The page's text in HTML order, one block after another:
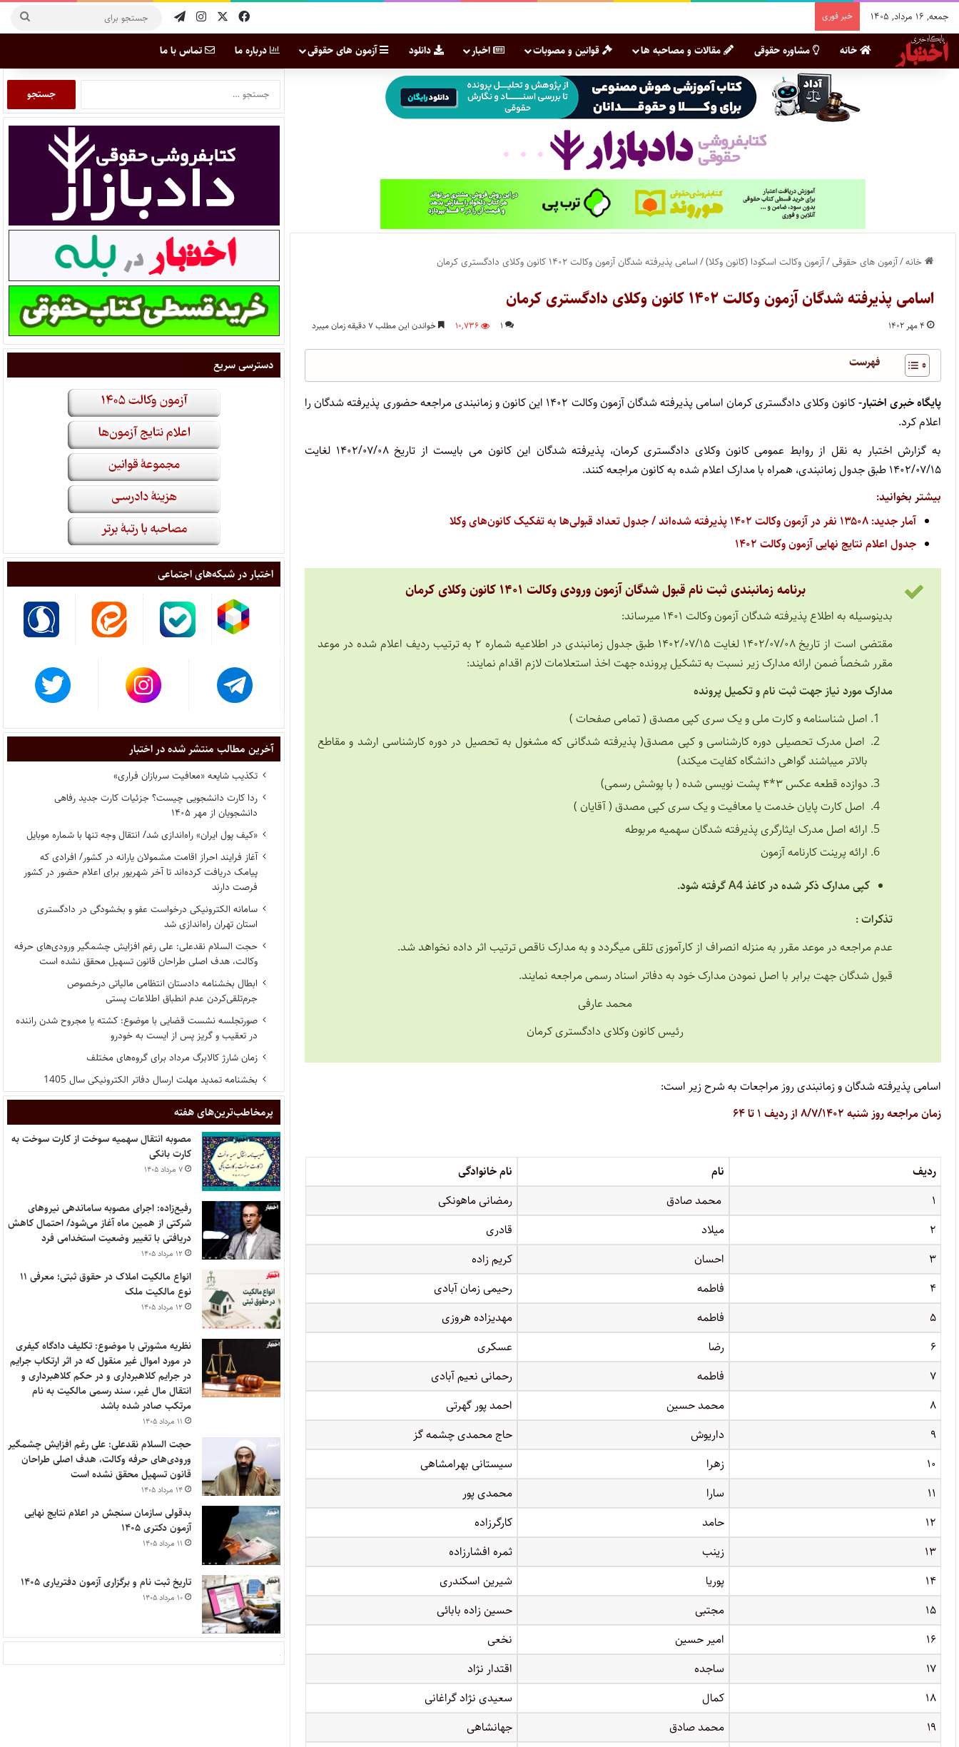
جمعه, ۱۶ مرداد, ۱۴۰۵ خبر فوری
خانه مشاوره حقوقی مقالات و مصاحبه ها قوانین و مصوبات اخبار دانلود آزمون های حقوقی درباره ما تماس با ما
خانه/آزمون های حقوقی/آزمون وکالت اسکودا (کانون وکلا)/اسامی پذیرفته شدگان آزمون وکالت ۱۴۰۲ کانون وکلای دادگستری کرمان
اسامی پذیرفته شدگان آزمون وکالت ۱۴۰۲ کانون وکلای دادگستری کرمان
۴ مهر ۱۴۰۲ ۱ ۱۰,۷۳۶ خواندن این مطلب ۷ دقیقه زمان میبرد
فهرست
پایگاه خبری اختبار-
کانون وکلای دادگستری کرمان اسامی پذیرفته شدگان آزمون وکالت ۱۴۰۲ این کانون و زمانبندی مراجعه حضوری پذیرفته شدگان را
اعلام کرد.
به گزارش اختبار به نقل از روابط عمومی کانون وکلای دادگستری کرمان، پذیرفته شدگان این کانون می بایست از تاریخ ۱۴۰۲/۰۷/۰۸ لغایت
۱۴۰۲/۰۷/۱۵ طبق جدول زمانبندی، همراه با مدارک اعلام شده به کانون مراجعه کنند.
بیشتر بخوانید:
آمار جدید: ۱۳۵۰۸ نفر در آزمون وکالت ۱۴۰۲ پذیرفته شده‌اند / جدول تعداد قبولی‌ها به تفکیک کانون‌های وکلا
جدول اعلام نتایج نهایی آزمون وکالت ۱۴۰۲
برنامه زمانبندی ثبت نام قبول شدگان آزمون ورودی وکالت ۱۴۰۱ کانون وکلای کرمان
بدینوسیله به اطلاع پذیرفته شدگان آزمون وکالت ۱۴۰۱ میرساند:
مقتضی است از تاریخ ۱۴۰۲/۰۷/۰۸ لغایت ۱۴۰۲/۰۷/۱۵ طبق جدول زمانبندی در اطلاعیه شماره ۲ به ترتیب ردیف اعلام شده در موعد
مقرر شخصاً ضمن ارائه مدارک زیر نسبت به تشکیل پرونده جهت اخذ استعلامات لازم اقدام نمایند:
مدارک مورد نیاز جهت ثبت نام و تکمیل پرونده
اصل شناسنامه و کارت ملی و یک سری کپی مصدق ( تمامی صفحات )
اصل مدرک تحصیلی دوره کارشناسی و کپی مصدق( پذیرفته شدگانی که مشغول به تحصیل در دوره کارشناسی ارشد و مقاطع
بالاتر میباشند گواهی دانشگاه کفایت میکند)
دوازده قطعه عکس ۳*۴ پشت نویسی شده ( با پوشش رسمی)
اصل کارت پایان خدمت یا معافیت و یک سری کپی مصدق ( آقایان )
ارائه اصل مدرک ایثارگری پذیرفته شدگان سهمیه مربوطه
ارائه پرینت کارنامه آزمون
کپی مدارک ذکر شده در کاغذ A4 گرفته شود.
تذکرات :
عدم مراجعه در موعد مقرر به منزله انصراف از کارآموزی تلقی میگردد و به مدارک ناقص ترتیب اثر داده نخواهد شد.
قبول شدگان جهت برابر با اصل نمودن مدارک خود به دفاتر اسناد رسمی مراجعه نمایند.
محمد عارفی
رئیس کانون وکلای دادگستری کرمان
اسامی پذیرفته شدگان و زمانبندی روز مراجعات به شرح زیر است:
زمان مراجعه روز شنبه ۸/۷/۱۴۰۲ از ردیف ۱ تا ۶۴
ردیف نام
نام خانوادگی
۱
محمد صادق
رمضانی ماهونکی
۲
میلاد
قادری
۳
احسان
کریم زاده
۴
فاطمه
رحیمی زمان آبادی
۵
فاطمه
مهدیزاده هروزی
۶
رضا
عسکری
۷
فاطمه
رحمانی نعیم آبادی
۸
محمد حسین
احمد پور گھرتی
۹
داریوش
حاج محمدی چشمه گز
۱۰
زهرا
سیستانی بهرامشاهی
۱۱
سارا
محمدی پور
۱۲
حامد
کارگرزاده
۱۳
زینب
ثمره افشارزاده
۱۴
پوریا
شیرین اسکندری
۱۵
مجتبی
حسین زاده بابائی
۱۶
امیر حسین
نخعی
۱۷
ساجده
اقتدار نژاد
۱۸
کمال
سعیدی نژاد گراغانی
۱۹
محمد صادق
جهانشاهی
دسترسی سریع
اختبار در شبکه‌های اجتماعی
آخرین مطالب منتشر شده در اختبار
تکذیب شایعه «معافیت سربازان فراری»
ردا کارت دانشجویی چیست؟ جزئیات کارت جدید رفاهی
دانشجویان از مهر ۱۴۰۵
«کیف پول ایران» راه‌اندازی شد/ انتقال وجه تنها با شماره موبایل
آغاز فرایند احراز اقامت مشمولان یارانه در کشور/ افرادی که
پیامک دریافت کرده‌اند تا آخر شهریور برای اعلام حضور در کشور
فرصت دارند
سامانه الکترونیکی درخواست عفو و بخشودگی در دادگستری
استان تهران راه‌اندازی شد
حجت السلام نقدعلی: علی رغم افزایش چشمگیر ورودی‌های حرفه
وکالت، هدف اصلی طراحان قانون تسهیل محقق نشده است
ابطال بخشنامه دادستان انتظامی مالیاتی درخصوص
جرم‌تلقی‌کردن عدم انطباق اطلاعات پستی
صورتجلسه نشست قضایی با موضوع: کشته یا مجروح شدن راننده
در تعقیب و گریز پس از ایست به خودرو
زمان شارژ کالابرگ مرداد برای گروه‌های مختلف
بخشنامه تمدید مهلت ارسال دفاتر الکترونیکی سال 1405
پر‌مخاطب‌ترین‌های هفته
مصوبه انتقال سهمیه سوخت از کارت سوخت به
کارت بانکی
۷ مرداد ۱۴۰۵
رفیع‌زاده: اجرای مصوبه ساماندهی نیروهای
شرکتی از همین ماه آغاز می‌شود/ احتمال کاهش
دریافتی با تغییر وضعیت استخدامی فرد
۱۲ مرداد ۱۴۰۵
انواع مالکیت املاک در حقوق ثبتی؛ معرفی ۱۱
نوع مالکیت ملک
۱۲ مرداد ۱۴۰۵
نظریه مشورتی با موضوع: تکلیف دادگاه کیفری
در مورد اموال غیر منقول که در اثر ارتکاب جرایم
در جرایم کلاهبرداری و در حکم کلاهبرداری و
انتقال مال غیر، سند رسمی مالکیت به نام
مرتکب صادر شده باشد
۱۱ مرداد ۱۴۰۵
حجت السلام نقدعلی: علی رغم افزایش چشمگیر
ورودی‌های حرفه وکالت، هدف اصلی طراحان
قانون تسهیل محقق نشده است
۱۴ مرداد ۱۴۰۵
بدقولی سازمان سنجش در اعلام نتایج نهایی
آزمون دکتری ۱۴۰۵
۱۱ مرداد ۱۴۰۵
تاریخ ثبت نام و برگزاری آزمون دفتریاری ۱۴۰۵
۱۰ مرداد ۱۴۰۵